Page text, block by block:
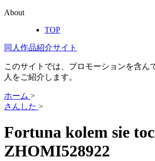
About
TOP
同人作品紹介サイト
このサイトでは、プロモーションを含ん
人をご紹介します。
ホーム >
さんした >
Fortuna kolem sie
ZHOMI528922